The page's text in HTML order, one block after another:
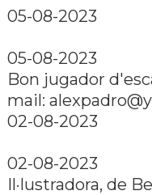
05-08-2023
05-08-2023
Bon jugador
mail:
02-08-2023
02-08-2023
Il·lustradora, de